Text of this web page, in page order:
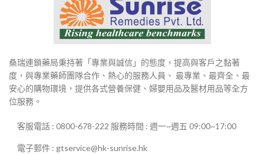
桑瑞連鎖藥局秉持著「專業與誠信」的態度，提高與客戶之黏著
度，與專業藥師團隊合作、熱心的服務人員、 最專業、最齊全、最
安心的購物環境，提供各式營養保健、婦嬰用品及醫材用品等全方
位服務。
客服電話 : 0800-678-222 服務時間 : 週一~週五 09:00~17:00
電子郵件 : gtservice@hk-sunrise.hk